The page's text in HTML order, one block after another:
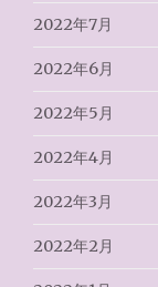
2022年7月
2022年6月
2022年5月
2022年4月
2022年3月
2022年2月